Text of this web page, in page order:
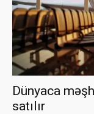
Dünyaca
satılır